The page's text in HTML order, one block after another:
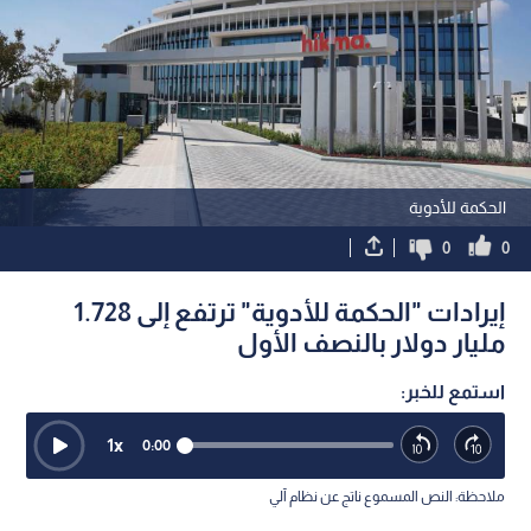
الحكمة للأدوية
0
0
إيرادات "الحكمة للأدوية" ترتفع إلى 1.728
مليار دولار بالنصف الأول
استمع للخبر:
0:00
1x
ملاحظة: النص المسموع ناتج عن نظام آلي